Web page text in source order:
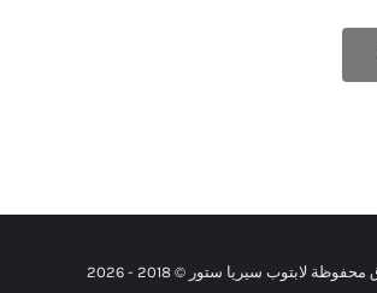
لابتوب سيريا ستور © 2018 - 2026